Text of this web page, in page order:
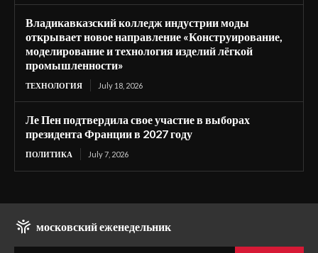
Владикавказский колледж индустрии моды
открывает новое направление «Конструирование,
моделирование и технология изделий лёгкой
промышленности»
ТЕХНОЛОГИЯ July 18, 2026
Ле Пен подтвердила свое участие в выборах
президента Франции в 2027 году
ПОЛИТИКА July 7, 2026
московский еженедельник